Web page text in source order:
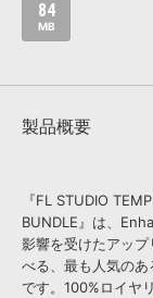
84
MB
製品概要
『FL STUDIO
BUNDLE』は、
影響を受けたアッ
べる、最も人気の
です。100%ロイヤ